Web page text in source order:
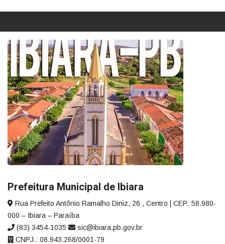
Prefeitura Municipal de Ibiara
Rua Prefeito Antônio Ramalho Diniz, 26 , Centro | CEP: 58.980-
000 – Ibiara – Paraíba
(83) 3454-1035
sic@ibiara.pb.gov.br
CNPJ.: 08.943.268/0001-79